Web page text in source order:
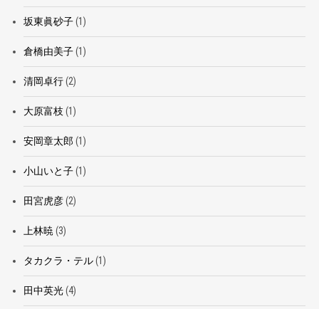
坂東眞砂子(1)
倉橋由美子(1)
清岡卓行(2)
大原富枝 (1)
安岡章太郎 (1)
小山いと子(1)
田宮虎彦(2)
上林暁 (3)
タカクラ・テル(1)
田中英光(4)